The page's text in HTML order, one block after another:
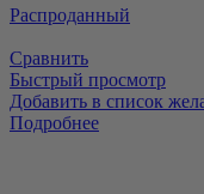
Распроданный
Сравнить
Быстрый просмотр
Добавить в список
Подробнее